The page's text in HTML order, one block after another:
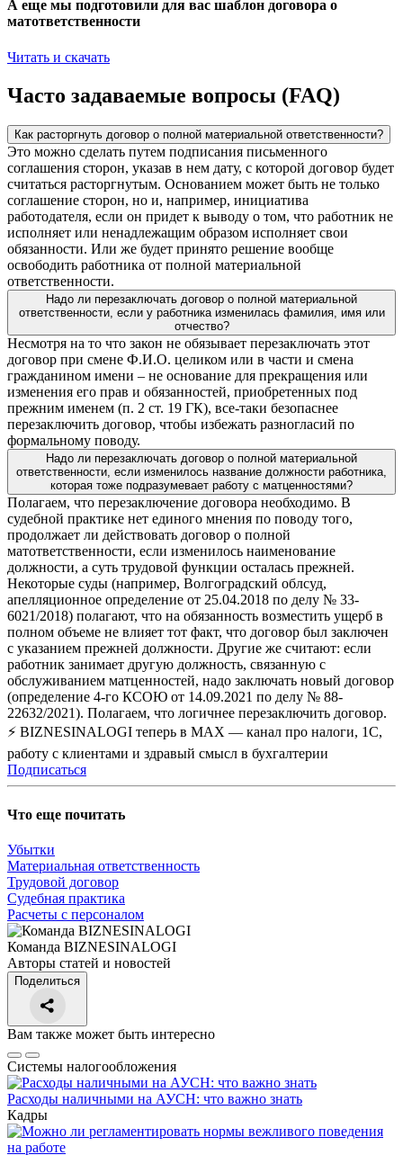
А еще мы подготовили для вас шаблон договора о
матответственности
Читать и скачать
Часто задаваемые вопросы (FAQ)
Как расторгнуть договор о полной материальной ответственности?
Это можно сделать путем подписания письменного
соглашения сторон, указав в нем дату, с которой договор будет
считаться расторгнутым. Основанием может быть не только
соглашение сторон, но и, например, инициатива
работодателя, если он придет к выводу о том, что работник не
исполняет или ненадлежащим образом исполняет свои
обязанности. Или же будет принято решение вообще
освободить работника от полной материальной
ответственности.
Надо ли перезаключать договор о полной материальной
ответственности, если у работника изменилась фамилия, имя или
отчество?
Несмотря на то что закон не обязывает перезаключать этот
договор при смене Ф.И.О. целиком или в части и смена
гражданином имени – не основание для прекращения или
изменения его прав и обязанностей, приобретенных под
прежним именем (п. 2 ст. 19 ГК), все-таки безопаснее
перезаключить договор, чтобы избежать разногласий по
формальному поводу.
Надо ли перезаключать договор о полной материальной
ответственности, если изменилось название должности работника,
которая тоже подразумевает работу с матценностями?
Полагаем, что перезаключение договора необходимо. В
судебной практике нет единого мнения по поводу того,
продолжает ли действовать договор о полной
матответственности, если изменилось наименование
должности, а суть трудовой функции осталась прежней.
Некоторые суды (например, Волгоградский облсуд,
апелляционное определение от 25.04.2018 по делу № 33-
6021/2018) полагают, что на обязанность возместить ущерб в
полном объеме не влияет тот факт, что договор был заключен
с указанием прежней должности. Другие же считают: если
работник занимает другую должность, связанную с
обслуживанием матценностей, надо заключать новый договор
(определение 4-го КСОЮ от 14.09.2021 по делу № 88-
22632/2021). Полагаем, что логичнее перезаключить договор.
⚡ BIZNESINALOGI теперь в MAX — канал про налоги, 1С,
работу с клиентами и здравый смысл в бухгалтерии
Подписаться
Что еще почитать
Убытки
Материальная ответственность
Трудовой договор
Судебная практика
Расчеты с персоналом
Команда BIZNESINALOGI
Авторы статей и новостей
Поделиться
Вам также может быть интересно
Системы налогообложения
Расходы наличными на АУСН: что важно знать
Кадры